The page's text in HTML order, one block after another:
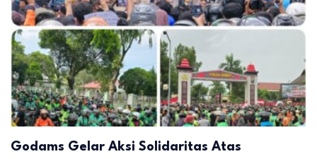
Godams Gelar Aksi Solidaritas Atas